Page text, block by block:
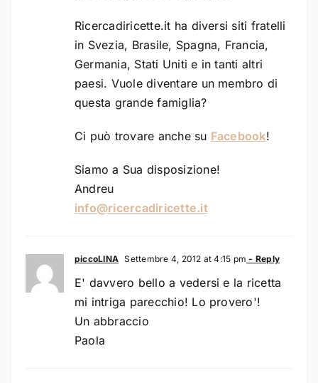
Ricercadiricette.it ha diversi siti fratelli
in Svezia, Brasile, Spagna, Francia,
Germania, Stati Uniti e in tanti altri
paesi. Vuole diventare un membro di
questa grande famiglia?
Ci può trovare anche su Facebook!
Siamo a Sua disposizione!
Andreu
info@ricercadiricette.it
piccoLINA Settembre 4, 2012 at 4:15 pm - Reply
E' davvero bello a vedersi e la ricetta
mi intriga parecchio! Lo provero'!
Un abbraccio
Paola